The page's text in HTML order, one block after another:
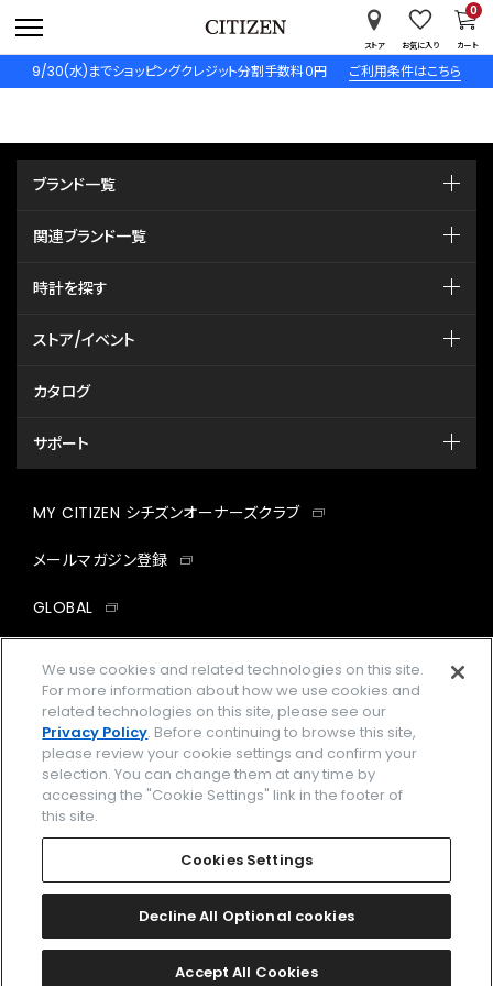
9/30(水)までショッピングクレジット分割手数料０円 ご利用条件はこちら
ストア お気に入り カート
0
ブランド一覧
関連ブランド一覧
時計を探す
ストア/イベント
カタログ
サポート
MY CITIZEN シチズンオーナーズクラブ
メールマガジン登録
GLOBAL
facebookinstagramtwitter
企業情報 ご利用規約
プライバシーポリシー Cookies Settings
Amazon PayはAmazon.com, Inc.またはその関連会社の商標です。
2026 CITIZEN WATCH CO., LTD.
We use cookies and related technologies on this site.
For more information about how we use cookies and
related technologies on this site, please see our
Privacy Policy. Before continuing to browse this site,
please review your cookie settings and confirm your
selection. You can change them at any time by
accessing the "Cookie Settings" link in the footer of
this site.
Cookies Settings
Decline All Optional cookies
Accept All Cookies